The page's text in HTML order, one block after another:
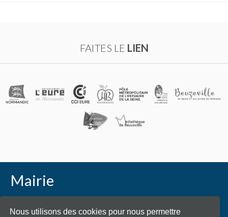
Nous utilisons des cookies pour nous permettre
FAITES LE LIEN
Mairie
Place Général de Gaulle - 27210 Beuzeville